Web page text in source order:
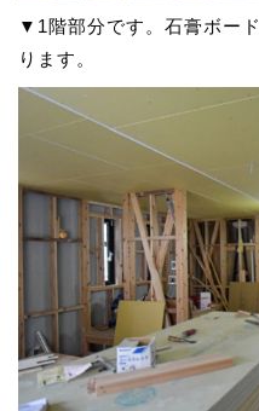
▼1階部分です。石膏ボー
ります。